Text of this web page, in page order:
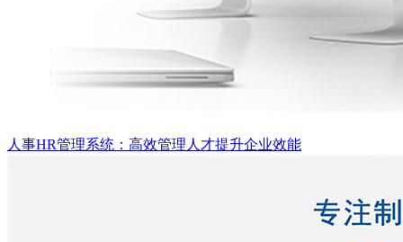
人事HR管理系统：高效管理人才提升企业效能